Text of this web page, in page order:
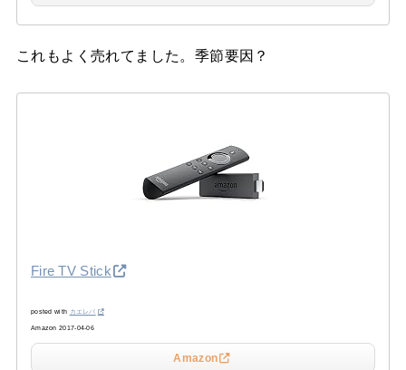
これもよく売れてました。季節要因？
Fire TV Stick
posted with カエレバ
Amazon 2017-04-06
Amazon